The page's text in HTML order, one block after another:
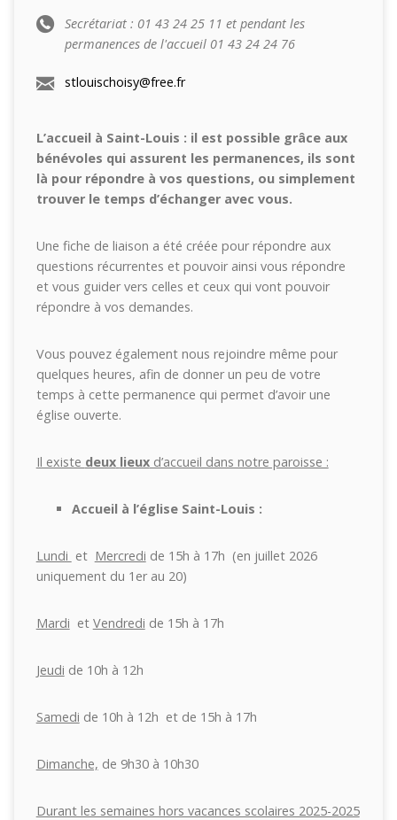
Secrétariat : 01 43 24 25 11 et pendant les
permanences de l'accueil 01 43 24 24 76
stlouischoisy@free.fr
L’accueil à Saint-Louis : il est possible grâce aux
bénévoles qui assurent les permanences, ils sont
là pour répondre à vos questions, ou simplement
trouver le temps d’échanger avec vous.
Une fiche de liaison a été créée pour répondre aux
questions récurrentes et pouvoir ainsi vous répondre
et vous guider vers celles et ceux qui vont pouvoir
répondre à vos demandes.
Vous pouvez également nous rejoindre même pour
quelques heures, afin de donner un peu de votre
temps à cette permanence qui permet d’avoir une
église ouverte.
Il existe deux lieuxd’accueil dans notre paroisse :
Accueil à l’église Saint-Louis :
Lundi et Mercredi de 15h à 17h (en juillet 2026
uniquement du 1er au 20)
Mardi et Vendredi de 15h à 17h
Jeudi de 10h à 12h
Samedi de 10h à 12h et de 15h à 17h
Dimanche, de 9h30 à 10h30
Durant les semaines hors vacances scolaires 2025-2025